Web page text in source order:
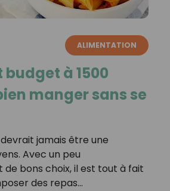
ALIMENTATION
à 1500
manger sans se
jamais être une
Avec un peu
de bons choix, il est tout à fait
des repas…